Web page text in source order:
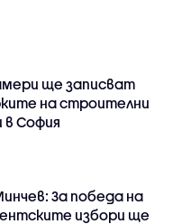
ще записват
на строителни
в София
За победа на
избори ще